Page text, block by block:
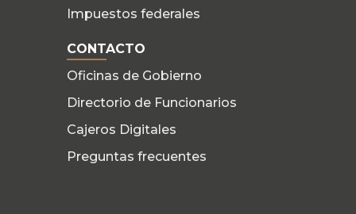
Impuestos federales
CONTACTO
Oficinas de Gobierno
Directorio de Funcionarios
Cajeros Digitales
Preguntas frecuentes